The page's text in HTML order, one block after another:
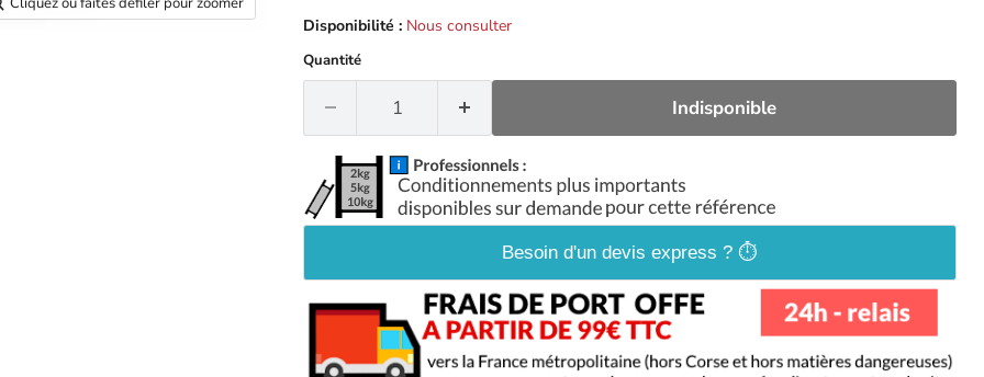
Disponibilité : Nous consulter
Quantité
Indisponible
Besoin d'un devis express ? ⏱️